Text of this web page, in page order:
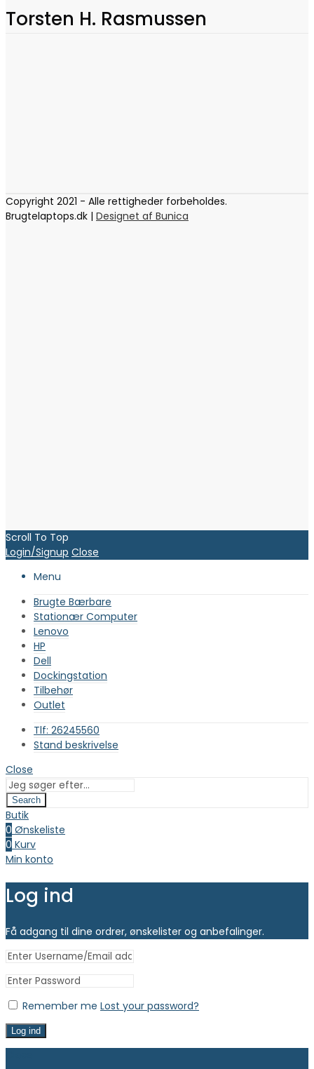
Torsten H. Rasmussen
Copyright 2021 - Alle rettigheder forbeholdes.
Brugtelaptops.dk | Designet af Bunica
Scroll To Top
Login/Signup Close
Menu
Brugte Bærbare
Stationær Computer
Lenovo
HP
Dell
Dockingstation
Tilbehør
Outlet
Tlf: 26245560
Stand beskrivelse
Close
Search
Butik
0 Ønskeliste
0 Kurv
Min konto
Log ind
Få adgang til dine ordrer, ønskelister og anbefalinger.
Remember me Lost your password?
Log ind